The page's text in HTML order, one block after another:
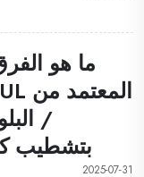
ما هو
/
بتشطيب
2025-07-31